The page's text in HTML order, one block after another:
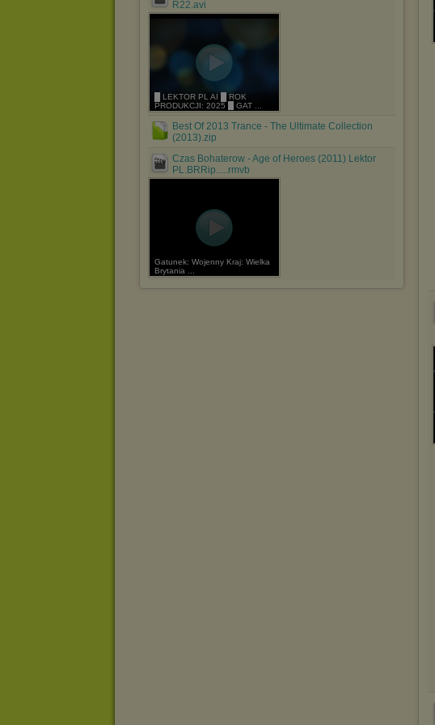
R22.avi
█ LEKTOR PL AI █ ROK
PRODUKCJI: 2025 █ GAT ...
Best Of 2013 Trance - The Ultimate Collection
(2013).zip
Czas Bohaterow - Age of Heroes (2011) Lektor
PL.BRRip.....rmvb
Gatunek: Wojenny Kraj: Wielka
Brytania ...